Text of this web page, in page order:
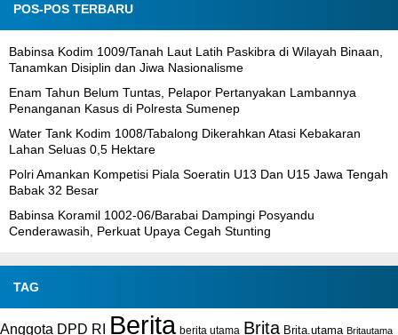
POS-POS TERBARU
Babinsa Kodim 1009/Tanah Laut Latih Paskibra di Wilayah Binaan,
Tanamkan Disiplin dan Jiwa Nasionalisme
Enam Tahun Belum Tuntas, Pelapor Pertanyakan Lambannya
Penanganan Kasus di Polresta Sumenep
Water Tank Kodim 1008/Tabalong Dikerahkan Atasi Kebakaran
Lahan Seluas 0,5 Hektare
Polri Amankan Kompetisi Piala Soeratin U13 Dan U15 Jawa Tengah
Babak 32 Besar
Babinsa Koramil 1002-06/Barabai Dampingi Posyandu
Cenderawasih, Perkuat Upaya Cegah Stunting
TAG
Anggota DPD RI Berita berita utama Brita Brita.utama Britautama